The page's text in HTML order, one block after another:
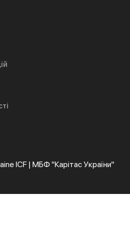
ICF | МБФ "Карітас України"